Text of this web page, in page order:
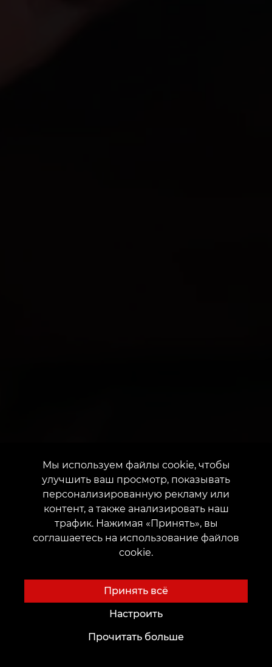
Мы используем файлы cookie, чтобы
улучшить ваш просмотр, показывать
персонализированную рекламу или
контент, а также анализировать наш
трафик. Нажимая «Принять», вы
соглашаетесь на использование файлов
cookie.
Принять всё
Настроить
Прочитать больше